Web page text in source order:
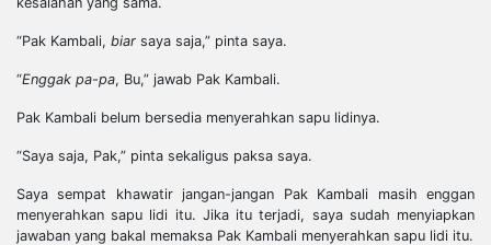
“Pak Kambali, biar saya saja,” pinta saya.
“Enggak pa-pa, Bu,” jawab Pak Kambali.
Pak Kambali belum bersedia menyerahkan sapu lidinya.
“Saya saja, Pak,” pinta sekaligus paksa saya.
Saya sempat khawatir jangan-jangan Pak Kambali masih enggan
menyerahkan sapu lidi itu. Jika itu terjadi, saya sudah menyiapkan
jawaban yang bakal memaksa Pak Kambali menyerahkan sapu lidi itu.